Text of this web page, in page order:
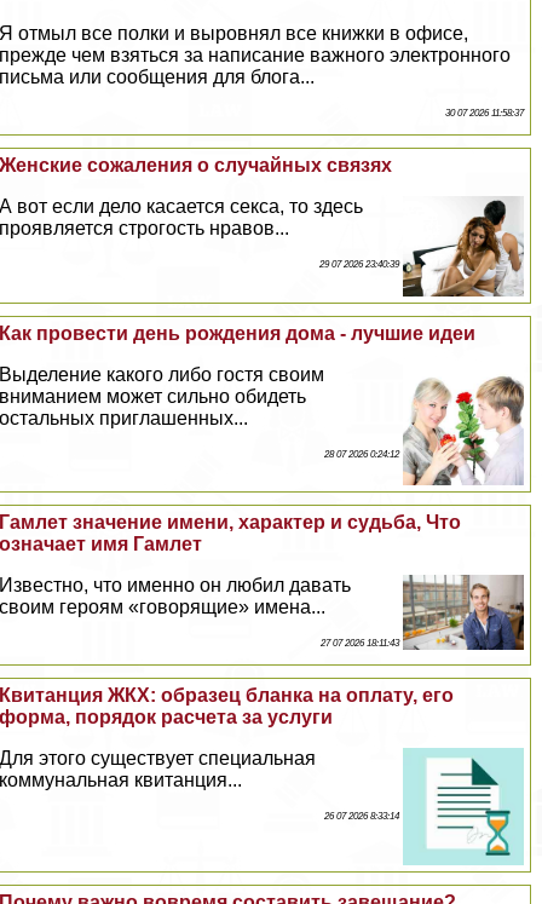
Я отмыл все полки и выровнял все книжки в офисе,
прежде чем взяться за написание важного электронного
письма или сообщения для блога...
30 07 2026 11:58:37
Женские сожаления о случайных связях
А вот если дело касается ceкcа, то здесь
проявляется строгость нравов...
29 07 2026 23:40:39
Как провести день рождения дома - лучшие идеи
Выделение какого либо гостя своим
вниманием может сильно обидеть
остальных приглашенных...
28 07 2026 0:24:12
Гамлет значение имени, хаpaктер и судьба, Что
означает имя Гамлет
Известно, что именно он любил давать
своим героям «говорящие» имена...
27 07 2026 18:11:43
Квитанция ЖКХ: образец бланка на оплату, его
форма, порядок расчета за услуги
Для этого существует специальная
коммунальная квитанция...
26 07 2026 8:33:14